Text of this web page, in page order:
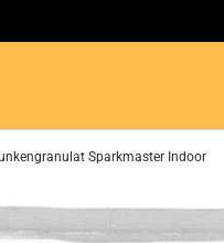
Sparkmaster Indoor